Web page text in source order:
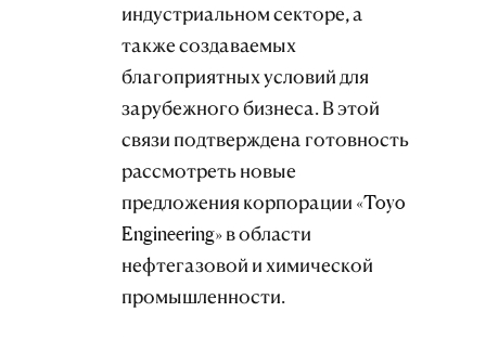
индустриальном секторе, а
также создаваемых
благоприятных условий для
зарубежного бизнеса. В этой
связи подтверждена готовность
рассмотреть новые
предложения корпорации «Toyo
Engineering» в области
нефтегазовой и химической
промышленности.